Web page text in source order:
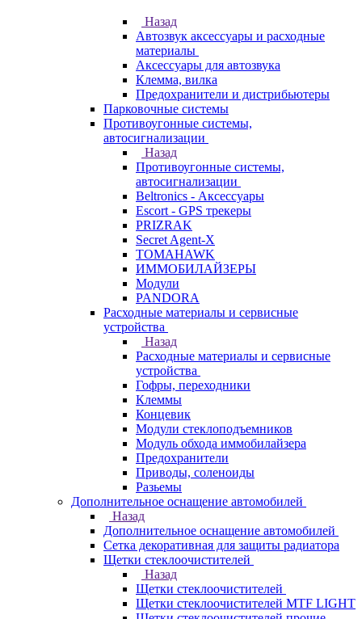
Назад
Автозвук аксессуары и расходные
материалы
Аксессуары для автозвука
Клемма, вилка
Предохранители и дистрибьютеры
Парковочные системы
Противоугонные системы,
автосигнализации
Назад
Противоугонные системы,
автосигнализации
Beltronics - Аксессуары
Escort - GPS трекеры
PRIZRAK
Secret Agent-X
TOMAHAWK
ИММОБИЛАЙЗЕРЫ
Модули
PANDORA
Расходные материалы и сервисные
устройства
Назад
Расходные материалы и сервисные
устройства
Гофры, переходники
Клеммы
Концевик
Модули стеклоподъемников
Модуль обхода иммобилайзера
Предохранители
Приводы, соленоиды
Разьемы
Дополнительное оснащение автомобилей
Назад
Дополнительное оснащение автомобилей
Сетка декоративная для защиты радиатора
Щетки стеклоочистителей
Назад
Щетки стеклоочистителей
Щетки стеклоочистителей MTF LIGHT